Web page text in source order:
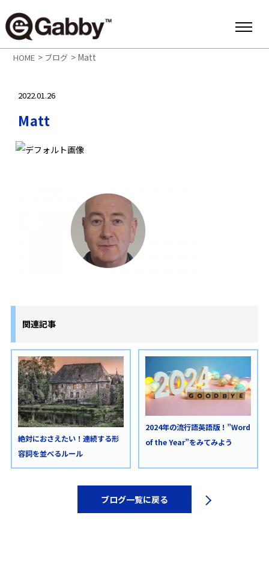
HOME > ブログ > Matt
2022.01.26
Matt
関連記事
絶対におさえたい！連続する形
容詞を並べるルール
2024年の流行語英語版！”Word
of the Year”をみてみよう
ブログ一覧に戻る